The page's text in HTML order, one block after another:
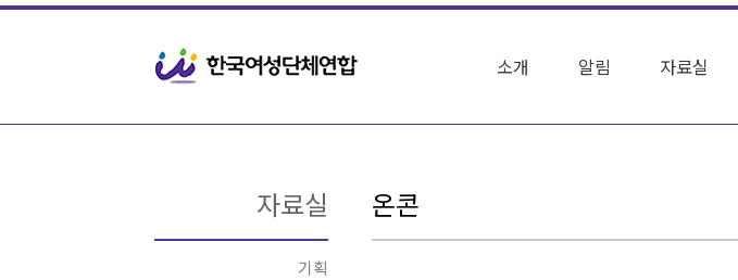
소개 알림 자료실
자료실
기획
온콘